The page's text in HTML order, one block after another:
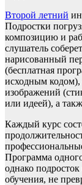
Второй летний
Подростки
композицию и
слушатель
нарисованный
(бесплатная
исходным кодом),
изображений
или идеей), а
Каждый курс
Программа
однако
обучения, не